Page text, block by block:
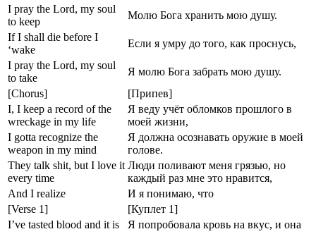
I pray the Lord, my soul
to keep
Молю Бога хранить мою душу.
If I shall die before I
‘wake
Если я умру до того, как проснусь,
I pray the Lord, my soul
to take
Я молю Бога забрать мою душу.
[Chorus]
[Припев]
I, I keep a record of the
wreckage in my life
Я веду учёт обломков прошлого в
моей жизни,
I gotta recognize the
weapon in my mind
Я должна осознавать оружие в моей
голове.
They talk shit, but I love it
every time
Люди поливают меня грязью, но
каждый раз мне это нравится,
And I realize
И я понимаю, что
[Verse 1]
[Куплет 1]
I’ve tasted blood and it is
Я попробовала кровь на вкус, и она